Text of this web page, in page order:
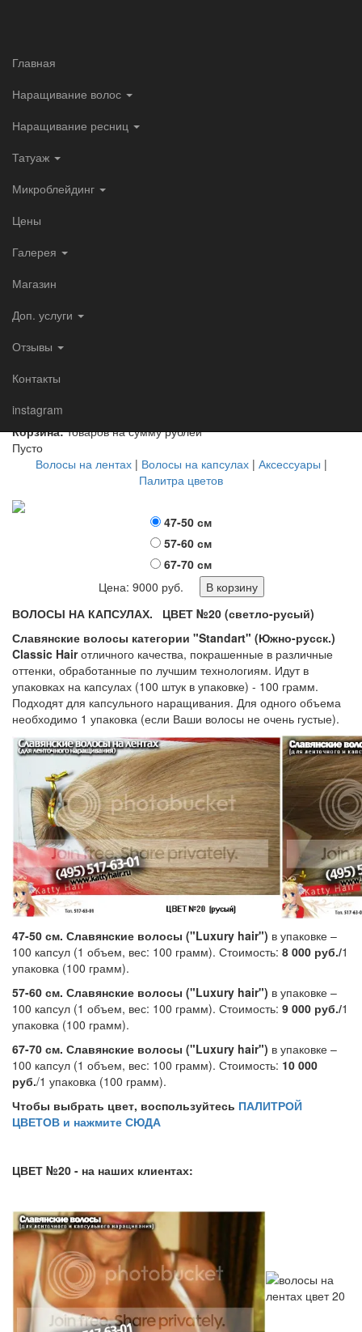
Главная
Наращивание волос
Наращивание ресниц
Татуаж
Микроблейдинг
Цены
Галерея
Магазин
Доп. услуги
Отзывы
Контакты
instagram
Цвет №20 (светло-русый),
волосы Славянка
Главная
Корзина:товаров на сумму рублей
Пусто
Волосы на лентах| Волосы на капсулах| Аксессуары |
Палитра цветов
47-50 см
57-60 см
67-70 см
Цена: 9000 руб.
В корзину
ВОЛОСЫ НА КАПСУЛАХ. ЦВЕТ №20 (светло-русый)
Славянские волосы категории "Standart" (Южно-русск.)
Classic Hairотличного качества, покрашенные в различные
оттенки, обработанные по лучшим технологиям. Идут в
упаковках на капсулах (100 штук в упаковке) - 100 грамм.
Подходят для капсульного наращивания. Для одного объема
необходимо 1 упаковка (если Ваши волосы не очень густые).
47-50 см. Славянские волосы ("Luxury hair") в упаковке –
100 капсул (1 объем, вес: 100 грамм). Стоимость: 8 000 руб./1
упаковка (100 грамм).
57-60 см. Славянские волосы ("Luxury hair") в упаковке –
100 капсул (1 объем, вес: 100 грамм). Стоимость: 9 000 руб./1
упаковка (100 грамм).
67-70 см. Славянские волосы ("Luxury hair") в упаковке –
100 капсул (1 объем, вес: 100 грамм). Стоимость: 10 000
руб./1 упаковка (100 грамм).
Чтобы выбрать цвет, воспользуйтесь ПАЛИТРОЙ
ЦВЕТОВ и нажмите СЮДА
ЦВЕТ №20 - на наших клиентах: